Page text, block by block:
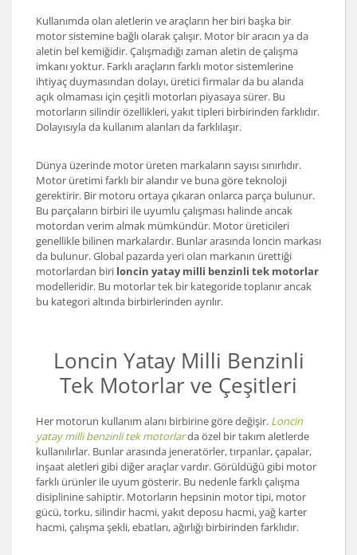
Kullanımda olan aletlerin ve araçların her biri başka bir
motor sistemine bağlı olarak çalışır. Motor bir aracın ya da
aletin bel kemiğidir. Çalışmadığı zaman aletin de çalışma
imkanı yoktur. Farklı araçların farklı motor sistemlerine
ihtiyaç duymasından dolayı, üretici firmalar da bu alanda
açık olmaması için çeşitli motorları piyasaya sürer. Bu
motorların silindir özellikleri, yakıt tipleri birbirinden farklıdır.
Dolayısıyla da kullanım alanları da farklılaşır.
Dünya üzerinde motor üreten markaların sayısı sınırlıdır.
Motor üretimi farklı bir alandır ve buna göre teknoloji
gerektirir. Bir motoru ortaya çıkaran onlarca parça bulunur.
Bu parçaların birbiri ile uyumlu çalışması halinde ancak
motordan verim almak mümkündür. Motor üreticileri
genellikle bilinen markalardır. Bunlar arasında loncin markası
da bulunur. Global pazarda yeri olan markanın ürettiği
motorlardan biri loncin yatay milli benzinli tek motorlar
modelleridir. Bu motorlar tek bir kategoride toplanır ancak
bu kategori altında birbirlerinden ayrılır.
Loncin Yatay Milli Benzinli
Tek Motorlar ve Çeşitleri
Her motorun kullanım alanı birbirine göre değişir. Loncin
yatay milli benzinli tek motorlarda özel bir takım aletlerde
kullanılırlar. Bunlar arasında jeneratörler, tırpanlar, çapalar,
inşaat aletleri gibi diğer araçlar vardır. Görüldüğü gibi motor
farklı ürünler ile uyum gösterir. Bu nedenle farklı çalışma
disiplinine sahiptir. Motorların hepsinin motor tipi, motor
gücü, torku, silindir hacmi, yakıt deposu hacmi, yağ karter
hacmi, çalışma şekli, ebatları, ağırlığı birbirinden farklıdır.